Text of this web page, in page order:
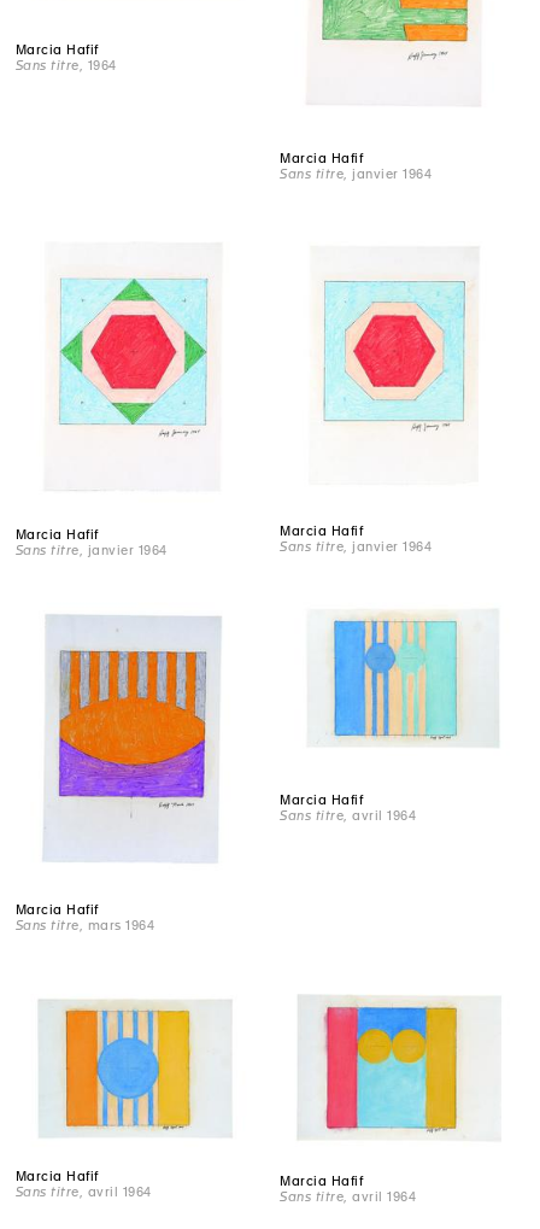
Marcia Hafif
Sans titre , 1964
Marcia Hafif
Sans titre , janvier 1964
Marcia Hafif
Sans titre , janvier 1964
Marcia Hafif
Sans titre , janvier 1964
Marcia Hafif
Sans titre , mars 1964
Marcia Hafif
Sans titre , avril 1964
Marcia Hafif
Sans titre , avril 1964
Marcia Hafif
Sans titre , avril 1964